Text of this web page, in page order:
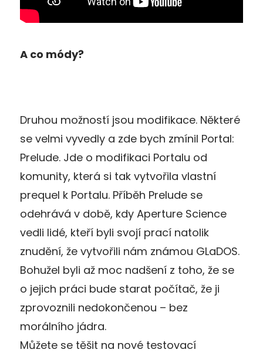
A co módy?
Druhou možností jsou modifikace. Některé
se velmi vyvedly a zde bych zmínil Portal:
Prelude. Jde o modifikaci Portalu od
komunity, která si tak vytvořila vlastní
prequel k Portalu. Příběh Prelude se
odehrává v době, kdy Aperture Science
vedli lidé, kteří byli svojí prací natolik
znudění, že vytvořili nám známou GLaDOS.
Bohužel byli až moc nadšení z toho, že se
o jejich práci bude starat počítač, že ji
zprovoznili nedokončenou – bez
morálního jádra.
Můžete se těšit na nové testovací